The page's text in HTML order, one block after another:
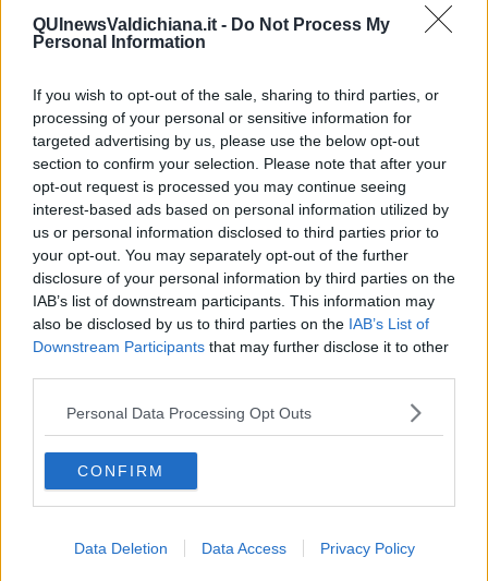
QUInewsValdichiana.it - Do Not Process My
Personal Information
If you wish to opt-out of the sale, sharing to third parties, or
processing of your personal or sensitive information for
targeted advertising by us, please use the below opt-out
section to confirm your selection. Please note that after your
opt-out request is processed you may continue seeing
interest-based ads based on personal information utilized by
us or personal information disclosed to third parties prior to
your opt-out. You may separately opt-out of the further
disclosure of your personal information by third parties on the
IAB’s list of downstream participants. This information may
also be disclosed by us to third parties on the IAB’s List of
Downstream Participants that may further disclose it to other
Personal Data Processing Opt Outs
CONFIRM
Data Deletion Data Access Privacy Policy
quotidianamente a sostegno delle aziende. Ogni sera ci saranno
incontri letterari con autori di rilievo nazionale e siamo convinti che
durante le serate di luglio e di settembre, al chiaro di luna”.
Attesa quindi per la terza edizione di “Moonlight Festival On Tour”
organizzato da Confesercenti, Feltrinelli, sotto la direzione artistica
di Gabriele Grazi, con il patrocinio della Camera di Commercio di
Arezzo e Siena, della Provincia di Arezzo e dei Comuni di Arezzo,
Anghiari, Bibbiena, Castiglion Fiorentino e San Giovanni Valdarno
con la collaborazione della Fraternita dei Laici, della Fondazione
Arezzo Intour, di Discover Arezzo, della Fondazione Guido
d'Arezzo, di Vetrina Toscana e grazie al contributo della Banca di
Anghiari e Stia, di Italia Comfidi, di Italplan, di Sara Assicurazioni,
Centro Arezzo Coop-Fi. Marino fa Mercato con il sostegno del
ristorante L'Indigeno e dell'azienda Ellevi.
Per Massimo Guasconi Presidente della Camera di Commercio
radicati al nostro territorio ed alla sua storia. Un legame che si
ravviva continuamente anche grazie ai tanti eventi culturali
organizzati nella nostra provincia come, appunto, il 'Moonlight
Festival'. Un 'Festival on tour' in grado di potenziare l’offerta
turistica della provincia, in sintonia con una delle finalità più